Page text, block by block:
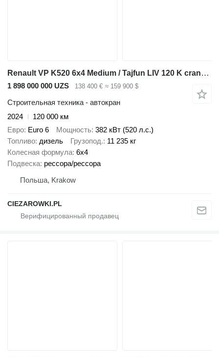
Renault VP K520 6x4 Medium / Tajfun LIV 120 K crane / 120 tho. km! / 202
1 898 000 000 UZS 138 400 € ≈ 159 900 $
Строительная техника - автокран
2024
120 000 км
Евро Euro 6 Мощность 382 кВт (520 л.с.)
Топливо дизель Грузопод. 11 235 кг
Колесная формула 6x4
Подвеска рессора/рессора
Польша, Krakow
CIEZAROWKI.PL